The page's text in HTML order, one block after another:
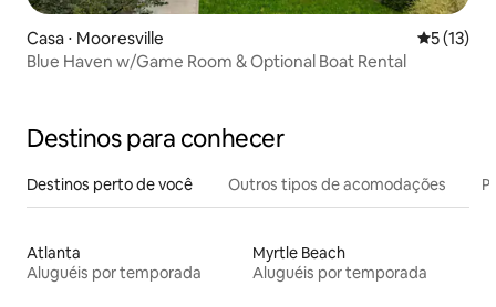
Casa ⋅ Mooresville 5 de uma
5 (13)
Blue Haven w/Game Room & Optional Boat Rental
Destinos para conhecer
Destinos perto de você Outros tipos de acomodações
Atlanta
Aluguéis por temporada
Myrtle Beach
Aluguéis por temporada